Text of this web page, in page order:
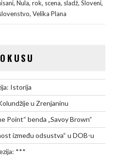
L
k
, Nula, rok, scena, sladž, Sloveni,
, Velika Plana
Istorija
u Zrenjaninu
Point“ benda „Savoy Brown“
između odsustva“ u DOB-u
***